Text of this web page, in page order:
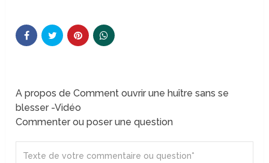
A propos de Comment ouvrir une huître sans se
blesser -Vidéo
Commenter ou poser une question